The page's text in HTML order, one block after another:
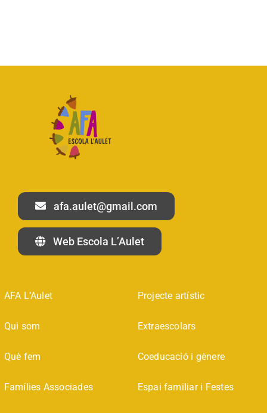
afa.aulet@gmail.com
Web Escola L’Aulet
AFA L’Aulet
Qui som
Què fem
Famílies Associades
Projecte artístic
Extraescolars
Coeducació i gènere
Espai familiar i Festes